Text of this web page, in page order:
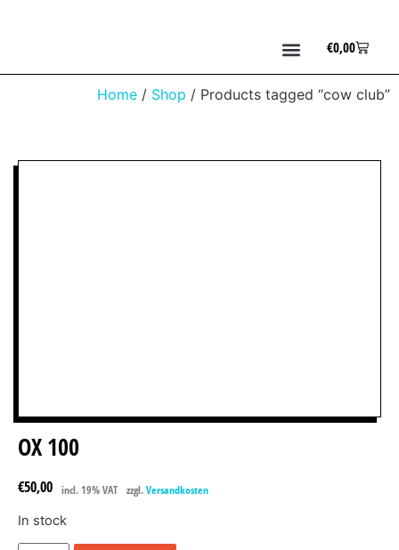
€0,00
Home / Shop / Products tagged “cow club”
OX 100
€50,00 incl. 19% VAT zzgl. Versandkosten
In stock